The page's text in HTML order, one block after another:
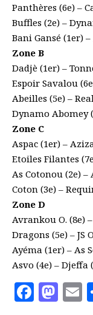
Panthères (6e) –
Buffles (2e) –
Bani Gansé (1er)
Zone B
Dadjè (1er) –
Espoir Savalou
Abeilles (5e) –
Dynamo Abomey
Zone C
Aspac (1er) –
Etoiles Filantes
As Cotonou (2e) –
Coton (3e) –
Zone D
Avrankou O. (8e)
Dragons (5e) – JS
Ayéma (1er) – As
Asvo (4e) – Djeffa